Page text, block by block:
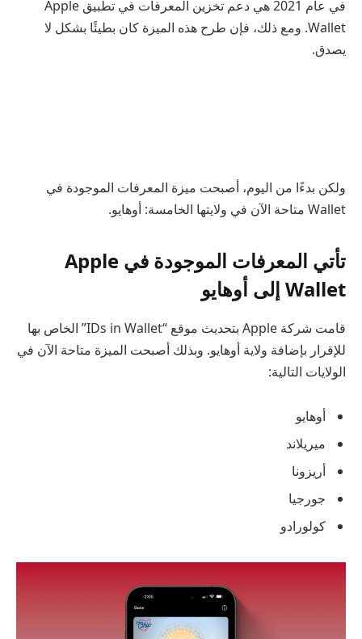
في عام 2021 هي دعم تخزين المعرفات في تطبيق Apple
Wallet. ومع ذلك، فإن طرح هذه الميزة كان بطيئًا بشكل لا
يصدق.
ولكن بدءًا من اليوم، أصبحت ميزة المعرفات الموجودة في
Wallet متاحة الآن في ولايتها الخامسة: أوهايو.
تأتي المعرفات الموجودة في Apple
Wallet إلى أوهايو
قامت شركة Apple بتحديث موقع “IDs in Wallet” الخاص بها
للإقرار بإضافة ولاية أوهايو. وبذلك أصبحت الميزة متاحة الآن في
الولايات التالية:
أوهايو
ميريلاند
أريزونا
جورجيا
كولورادو